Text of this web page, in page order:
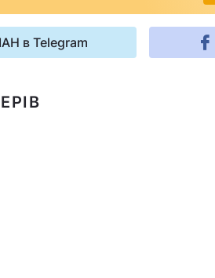
в Telegram